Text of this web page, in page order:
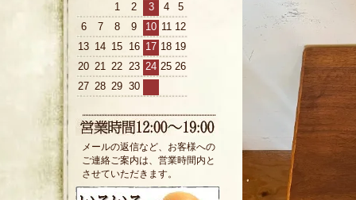
1 2 3 4
5
6
7 8 9 10 11 12
13 14 15 16 17 18 19
20 21 22 23 24 25 26
27 28 29 30
メールの返信など、お客様への
ご連絡ご案内は、営業時間内と
させていただきます。